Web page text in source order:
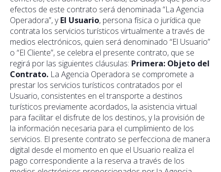
efectos de este contrato será denominada “La Agencia
Operadora”, yEl Usuario, persona física o jurídica que
contrata los servicios turísticos virtualmente a través de
medios electrónicos, quien será denominado “El Usuario”
o “El Cliente”, se celebra el presente contrato, que se
regirá por las siguientes cláusulas: Primera: Objeto del
Contrato. La Agencia Operadora se compromete a
prestar los servicios turísticos contratados por el
Usuario, consistentes en el transporte a destinos
turísticos previamente acordados, la asistencia virtual
para facilitar el disfrute de los destinos, y la provisión de
la información necesaria para el cumplimiento de los
servicios. El presente contrato se perfecciona de manera
digital desde el momento en que el Usuario realiza el
pago correspondiente a la reserva a través de los